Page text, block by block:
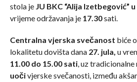
stola je JU BKC “Alija Izetbegović”
vrijeme održavanja je 17.30sati.
Centralna vjerska svečanost biće
lokalitetu dovišta dana 27. jula, u
11.00 do 15.00 sati, uz tradicionalne
uočivjerske svečanosti, između